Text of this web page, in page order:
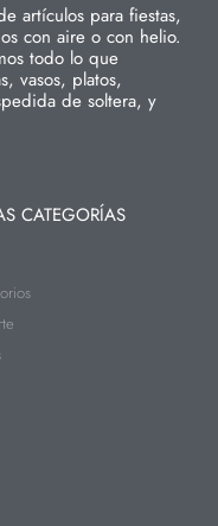
artículos para fiestas,
con aire o con helio.
todo lo que
vasos, platos,
de soltera, y
CATEGORÍAS